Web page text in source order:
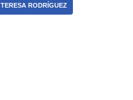
TERESA RODRÍGUEZ